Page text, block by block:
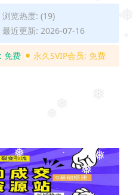
❅
❅
❅
浏览热度: (19)
最近更新: 2026-07-16
免费 永久SVIP会员: 免费